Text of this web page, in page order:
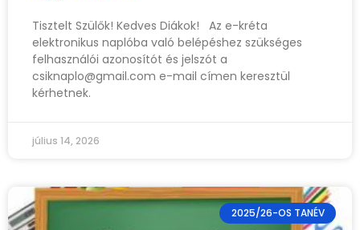
Tisztelt Szülők! Kedves Diákok! Az e-kréta
elektronikus naplóba való belépéshez szükséges
felhasználói azonosítót és jelszót a
csiknaplo@gmail.com e-mail címen keresztül
kérhetnek.
július 14, 2026
2025/26-OS TANÉV